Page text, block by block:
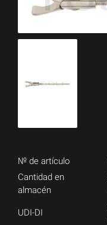
№ de artículo
Cantidad en
almacén
UDI-DI